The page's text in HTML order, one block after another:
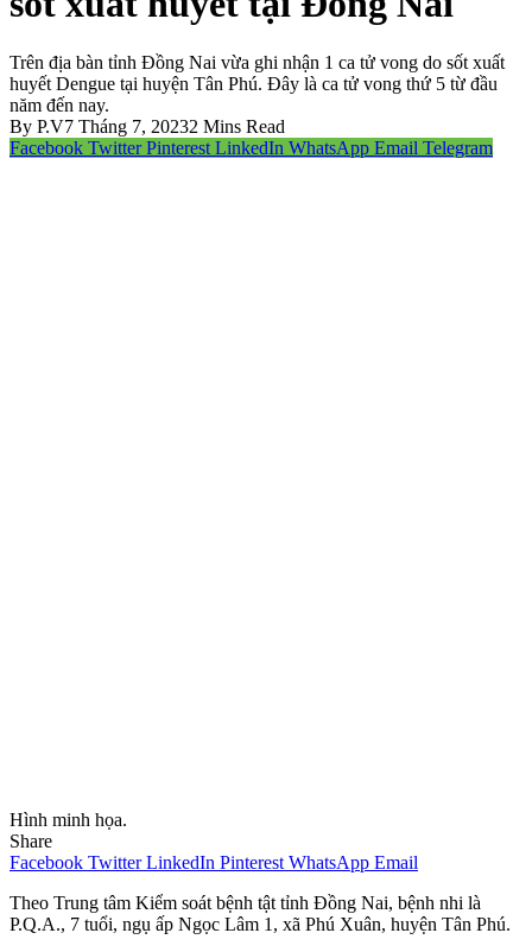
Trên địa bàn tỉnh Đồng Nai vừa ghi nhận 1 ca tử vong do sốt xuất
huyết Dengue tại huyện Tân Phú. Đây là ca tử vong thứ 5 từ đầu
năm đến nay.
By P.V7 Tháng 7, 20232 Mins Read
Facebook Twitter Pinterest LinkedIn WhatsApp Email Telegram
Hình minh họa.
Share
Facebook Twitter LinkedIn Pinterest WhatsApp Email
Theo Trung tâm Kiểm soát bệnh tật tỉnh Đồng Nai, bệnh nhi là
P.Q.A., 7 tuổi, ngụ ấp Ngọc Lâm 1, xã Phú Xuân, huyện Tân Phú.